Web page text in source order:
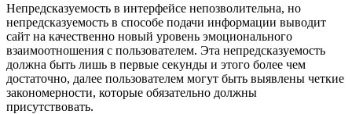
Непредсказуемость в интерфейсе непозволительна, но
непредсказуемость в способе подачи информации выводит
сайт на качественно новый уровень эмоционального
взаимоотношения с пользователем. Эта непредсказуемость
должна быть лишь в первые секунды и этого более чем
достаточно, далее пользователем могут быть выявлены четкие
закономерности, которые обязательно должны
присутствовать.